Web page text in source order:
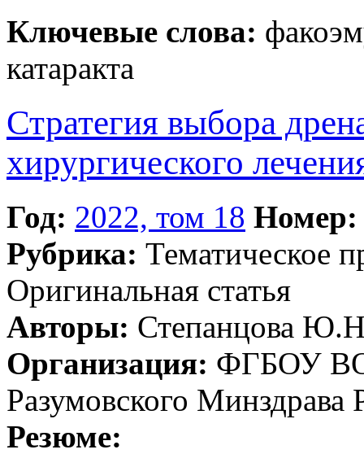
Ключевые слова:
катаракта
Стратегия выбора
хирургического
Год: 2022, том 18 Номер:
Рубрика: Тематическое
Оригинальная статья
Авторы: Степанцова
Организация: ФГБОУ
Разумовского Минздрава
Резюме: